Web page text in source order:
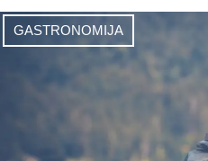
GASTRONOMIJA